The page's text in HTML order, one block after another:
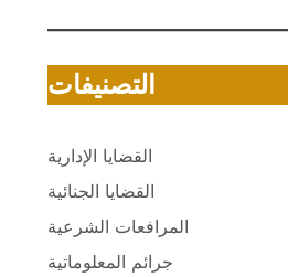
التصنيفات
القضايا الإدارية
القضايا الجنائية
المرافعات الشرعية
جرائم المعلوماتية